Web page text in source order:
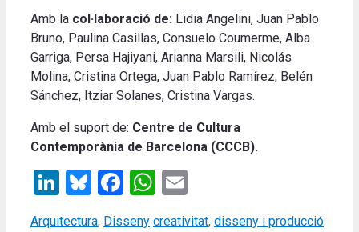
Amb la col·laboració de: Lidia Angelini, Juan Pablo
Bruno, Paulina Casillas, Consuelo Coumerme, Alba
Garriga, Persa Hajiyani, Arianna Marsili, Nicolás
Molina, Cristina Ortega, Juan Pablo Ramírez, Belén
Sánchez, Itziar Solanes, Cristina Vargas.
Amb el suport de: Centre de Cultura
Contemporània de Barcelona (CCCB).
LinkedIn
Bluesky
Facebook
WhatsApp
Categories
Arquitectura, Disseny Tags
creativitat, disseny i producció